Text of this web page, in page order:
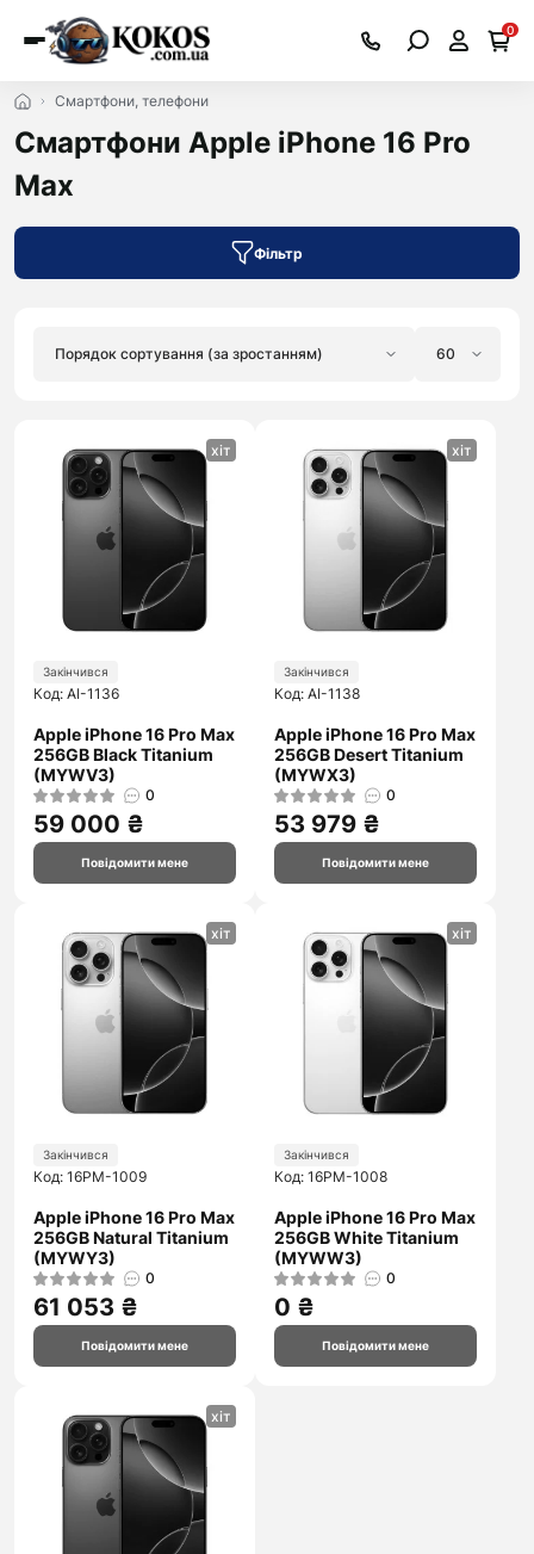
0
Смартфони, телефони
Смартфони Apple iPhone 16 Pro
Max
Фільтр
хіт
Закінчився
Код: AI-1136
Apple iPhone 16 Pro Max
256GB Black Titanium
(MYWV3)
0
59 000 ₴
Повідомити мене
хіт
Закінчився
Код: AI-1138
Apple iPhone 16 Pro Max
256GB Desert Titanium
(MYWX3)
0
53 979 ₴
Повідомити мене
хіт
Закінчився
Код: 16PM-1009
Apple iPhone 16 Pro Max
256GB Natural Titanium
(MYWY3)
0
61 053 ₴
Повідомити мене
хіт
Закінчився
Код: 16PM-1008
Apple iPhone 16 Pro Max
256GB White Titanium
(MYWW3)
0
0 ₴
Повідомити мене
хіт